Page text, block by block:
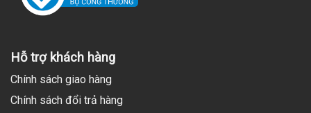
Hỗ trợ khách hàng
Chính sách giao hàng
Chính sách đổi trả hàng